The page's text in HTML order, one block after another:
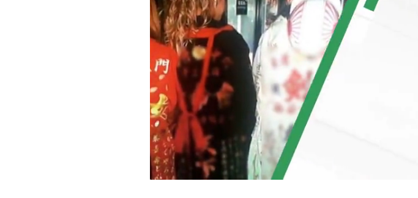
《BTS厳戒トーキョー滞在記》RM→渋谷で飲み会、JIN→伊豆の...
日本生まれのK-POPアイドルたち
おすすめのキーワードタグ一覧
#藤田晋 #三山凌輝 #高市早苗
#玉木雄一郎
#亀和田武